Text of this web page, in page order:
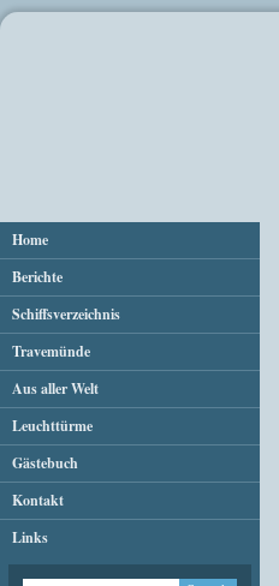
Home
Berichte
Schiffsverzeichnis
Travemünde
Aus aller Welt
Leuchttürme
Gästebuch
Kontakt
Links